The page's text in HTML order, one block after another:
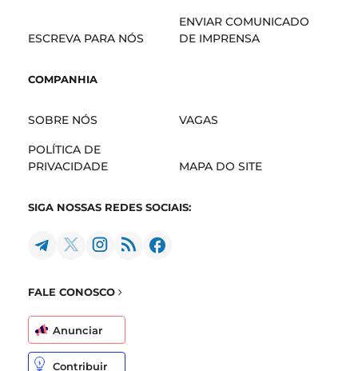
ESCREVA PARA NÓS
ENVIAR COMUNICADO
DE IMPRENSA
COMPANHIA
SOBRE NÓS VAGAS
POLÍTICA DE
PRIVACIDADE
MAPA DO SITE
SIGA NOSSAS REDES SOCIAIS:
FALE CONOSCO
Anunciar
Contribuir